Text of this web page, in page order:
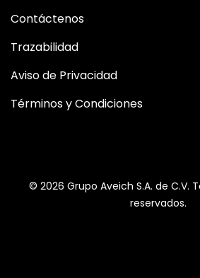
Contáctenos
Trazabilidad
Aviso de Privacidad
Términos y Condiciones
© 2026 Grupo Aveich S.A. de C.V.
reservados.